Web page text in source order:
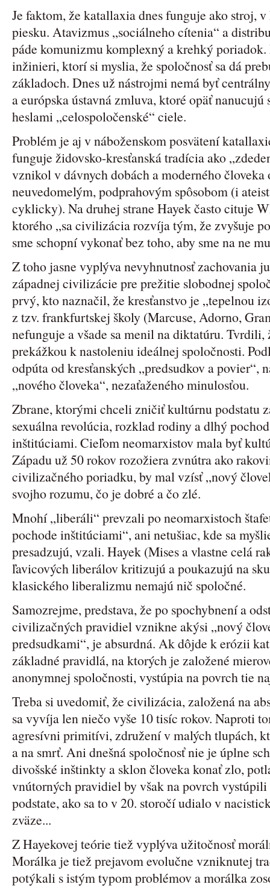
Je faktom, že katallaxia dnes funguje ako stroj,
piesku. Atavizmus „sociálneho cítenia“ a
páde komunizmu komplexný a krehký
inžinieri, ktorí si myslia, že spoločnosť sa dá
základoch. Dnes už nástrojmi nemá byť
a európska ústavná zmluva, ktoré opäť
heslami „celospoločenské“ ciele.
Problém je aj v náboženskom posvätení
funguje židovsko-kresťanská tradícia ako
vznikol v dávnych dobách a moderného
neuvedomelým, podprahovým spôsobom (i
cyklicky). Na druhej strane Hayek často cituje
ktorého „sa civilizácia rozvíja tým, že zvyšuje
sme schopní vykonať bez toho, aby sme na ne
Z toho jasne vyplýva nevyhnutnosť zachovania
západnej civilizácie pre prežitie slobodnej
prvý, kto naznačil, že kresťanstvo je „tepelnou
z tzv. frankfurtskej školy (Marcuse, Adorno,
nefunguje a všade sa menil na diktatúru. Tvrdili,
prekážkou k nastoleniu ideálnej spoločnosti.
odpúta od kresťanských „predsudkov a povier“,
„nového človeka“, nezaťaženého minulosťou.
Zbrane, ktorými chceli zničiť kultúrnu podstatu
sexuálna revolúcia, rozklad rodiny a dlhý
inštitúciami. Cieľom neomarxistov mala byť
Západu už 50 rokov rozožiera zvnútra ako
civilizačného poriadku, by mal vzísť „nový
svojho rozumu, čo je dobré a čo zlé.
Mnohí „liberáli“ prevzali po neomarxistoch
pochode inštitúciami“, ani netušiac, kde sa
presadzujú, vzali. Hayek (Mises a vlastne celá
ľavicových liberálov kritizujú a poukazujú na
klasického liberalizmu nemajú nič spoločné.
Samozrejme, predstava, že po spochybnení a
civilizačných pravidiel vznikne akýsi „nový
predsudkami“, je absurdná. Ak dôjde k erózii
základné pravidlá, na ktorých je založené
anonymnej spoločnosti, vystúpia na povrch tie
Treba si uvedomiť, že civilizácia, založená na
sa vyvíja len niečo vyše 10 tisíc rokov. Naproti
agresívni primitívi, združení v malých tlupách,
a na smrť. Ani dnešná spoločnosť nie je úplne
divošské inštinkty a sklon človeka konať zlo,
vnútorných pravidiel by však na povrch
podstate, ako sa to v 20. storočí udialo v
zväze...
Z Hayekovej teórie tiež vyplýva užitočnosť
Morálka je tiež prejavom evolučne vzniknutej
potýkali s istým typom problémov a morálka